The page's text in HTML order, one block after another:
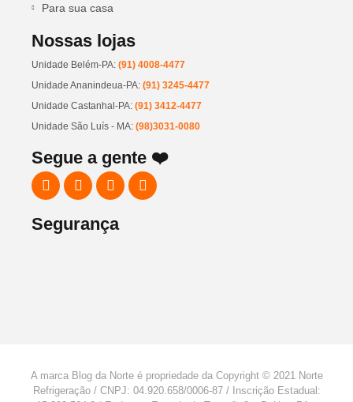
Para sua casa
Nossas lojas
Unidade Belém-PA: (91) 4008-4477
Unidade Ananindeua-PA: (91) 3245-4477
Unidade Castanhal-PA: (91) 3412-4477
Unidade São Luís - MA: (98)3031-0080
Segue a gente ❤️
Segurança
A marca Blog da Norte é propriedade da Copyright © 2021 Norte
Refrigeração / CNPJ: 04.920.658/0006-87 / Inscrição Estadual: